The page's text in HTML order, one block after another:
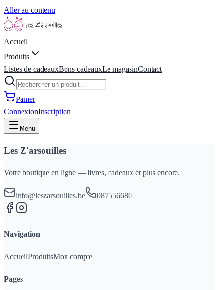
Aller au contenu
Accueil
Produits
Listes de cadeauxBons cadeauxLe magasinContact
Panier
ConnexionInscription
Menu
Les Z'arsouilles
Votre boutique en ligne — livres, cadeaux et plus encore.
info@leszarsouilles.be 087556680
Navigation
AccueilProduitsMon compte
Pages